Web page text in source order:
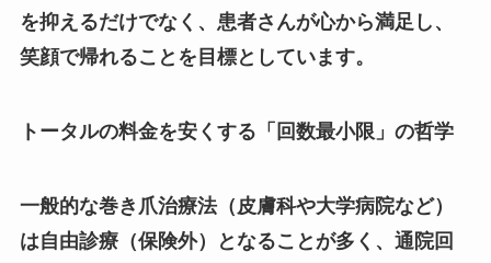
を抑えるだけでなく、患者さんが心から満足し、
笑顔で帰れることを目標としています。
トータルの料金を安くする「回数最小限」の哲学
一般的な巻き爪治療法（皮膚科や大学病院など）
は自由診療（保険外）となることが多く、通院回